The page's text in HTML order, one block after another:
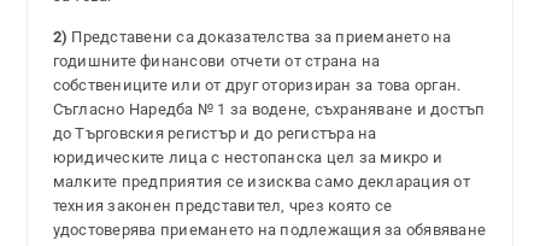
2) Представени са доказателства за приемането на
годишните финансови отчети от страна на
собствениците или от друг оторизиран за това орган.
Съгласно Наредба № 1 за водене, съхраняване и достъп
до Търговския регистър и до регистъра на
юридическите лица с нестопанска цел за микро и
малките предприятия се изисква само декларация от
техния законен представител, чрез която се
удостоверява приемането на подлежащия за обявяване